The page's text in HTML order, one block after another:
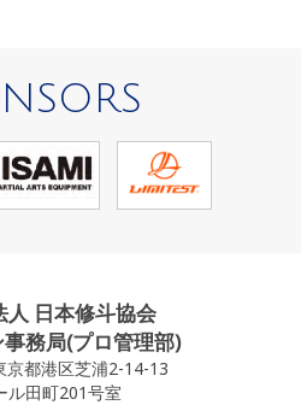
人 日本修斗協会
務局(プロ管理部)
京都港区芝浦2-14-13
ル田町201号室